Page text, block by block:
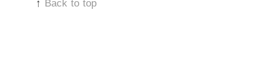
↑ Back to top